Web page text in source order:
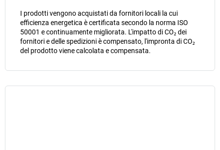
I prodotti vengono acquistati da fornitori locali la cui
efficienza energetica è certificata secondo la norma ISO
50001 e continuamente migliorata. L'impatto di CO₂ dei
fornitori e delle spedizioni è compensato, l'impronta di CO₂
del prodotto viene calcolata e compensata.